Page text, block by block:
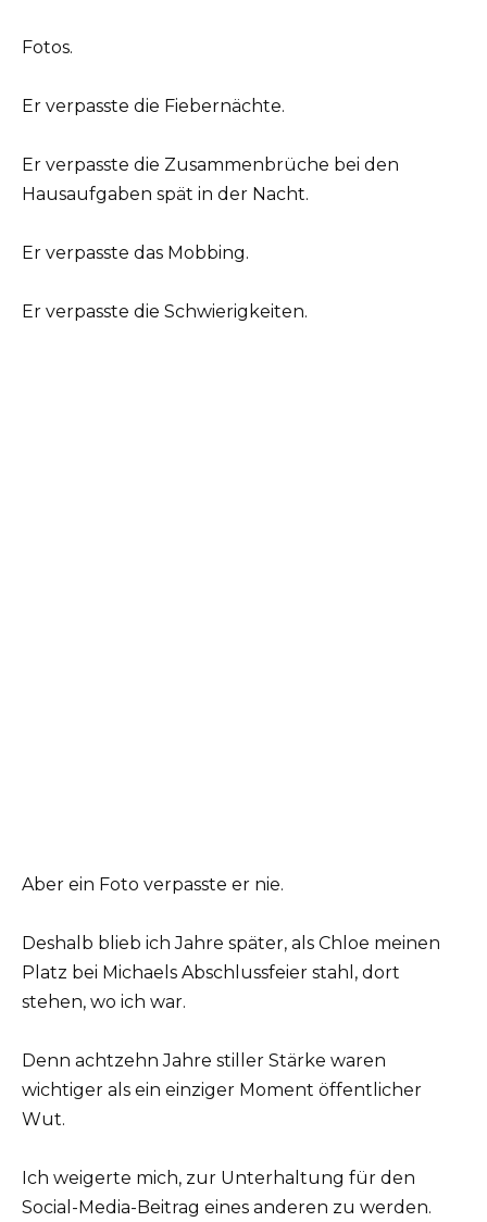
Fotos.
Er verpasste die Fiebernächte.
Er verpasste die Zusammenbrüche bei den
Hausaufgaben spät in der Nacht.
Er verpasste das Mobbing.
Er verpasste die Schwierigkeiten.
Aber ein Foto verpasste er nie.
Deshalb blieb ich Jahre später, als Chloe meinen
Platz bei Michaels Abschlussfeier stahl, dort
stehen, wo ich war.
Denn achtzehn Jahre stiller Stärke waren
wichtiger als ein einziger Moment öffentlicher
Wut.
Ich weigerte mich, zur Unterhaltung für den
Social-Media-Beitrag eines anderen zu werden.